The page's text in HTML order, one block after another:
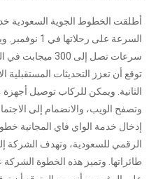
أطلقت الخطوط الجوية السعودية
السرعة على
سرعات تصل إلى 300
الثانية. ويمكن للركاب توصيل
وتصفح الويب، والانضمام إلى
إدخال خدمة الواي فاي المجانية
الرقمي للسعودية، وتهدف الشركة
طائراتها. وتميز هذه الخطوة